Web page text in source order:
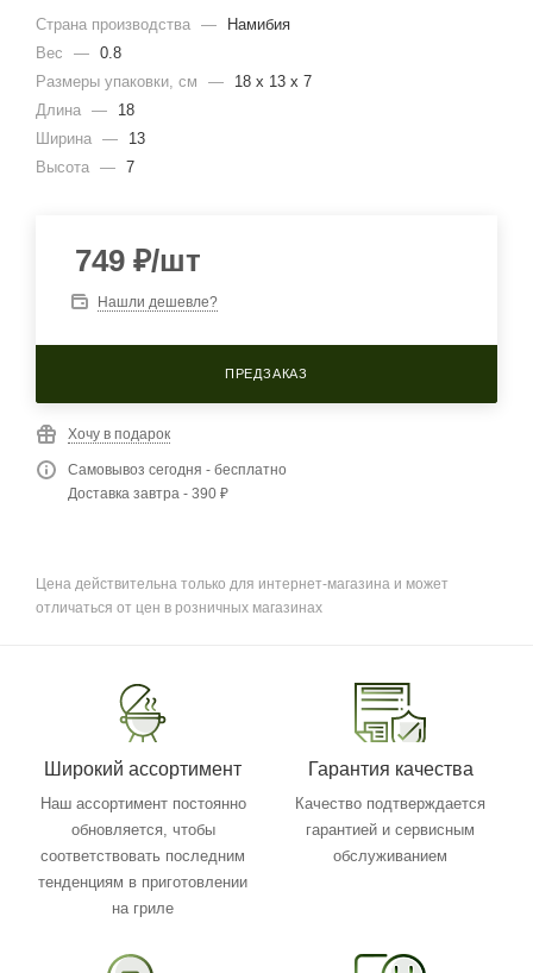
Страна производства —
Намибия
Вес
— 0.8
Размеры упаковки, cм
—
18 x 13 x 7
Длина —
18
Ширина —
13
Высота — 7
749 ₽/шт
Нашли дешевле?
ПРЕДЗАКАЗ
Хочу в подарок
Самовывоз сегодня - бесплатно
Доставка завтра - 390 ₽
Цена действительна только для интернет-магазина и может
отличаться от цен в розничных магазинах
Широкий ассортимент
Наш ассортимент постоянно
обновляется, чтобы
соответствовать последним
тенденциям в приготовлении
на гриле
Гарантия качества
Качество подтверждается
гарантией и сервисным
обслуживанием